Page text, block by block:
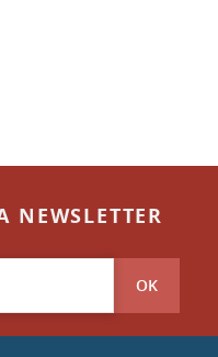
NEWSLETTER
OK